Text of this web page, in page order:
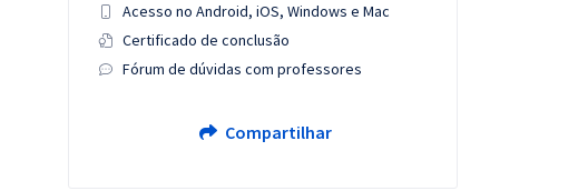
Acesso no Android, iOS, Windows e Mac
Certificado de conclusão
Fórum de dúvidas com professores
Compartilhar